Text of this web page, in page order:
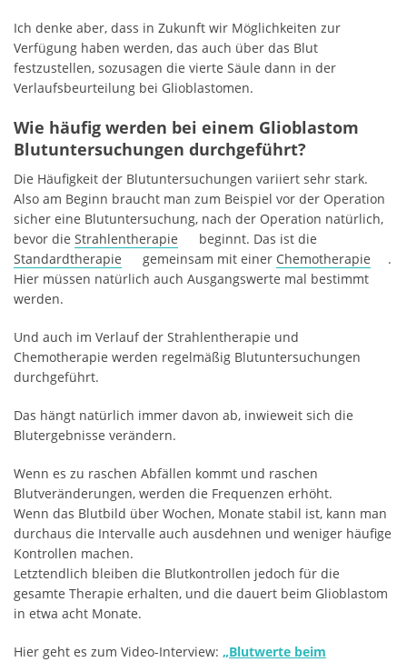
Ich denke aber, dass in Zukunft wir Möglichkeiten zur
Verfügung haben werden, das auch über das Blut
festzustellen, sozusagen die vierte Säule dann in der
Verlaufsbeurteilung bei Glioblastomen.
Wie häufig werden bei einem Glioblastom
Blutuntersuchungen durchgeführt?
Die Häufigkeit der Blutuntersuchungen variiert sehr stark.
Also am Beginn braucht man zum Beispiel vor der Operation
sicher eine Blutuntersuchung, nach der Operation natürlich,
bevor die Strahlentherapie
beginnt. Das ist die
Standardtherapie
gemeinsam mit einer Chemotherapie
.
Hier müssen natürlich auch Ausgangswerte mal bestimmt
werden.
Und auch im Verlauf der Strahlentherapie und
Chemotherapie werden regelmäßig Blutuntersuchungen
durchgeführt.
Das hängt natürlich immer davon ab, inwieweit sich die
Blutergebnisse verändern.
Wenn es zu raschen Abfällen kommt und raschen
Blutveränderungen, werden die Frequenzen erhöht.
Wenn das Blutbild über Wochen, Monate stabil ist, kann man
durchaus die Intervalle auch ausdehnen und weniger häufige
Kontrollen machen.
Letztendlich bleiben die Blutkontrollen jedoch für die
gesamte Therapie erhalten, und die dauert beim Glioblastom
in etwa acht Monate.
Hier geht es zum Video-Interview: „Blutwerte beim